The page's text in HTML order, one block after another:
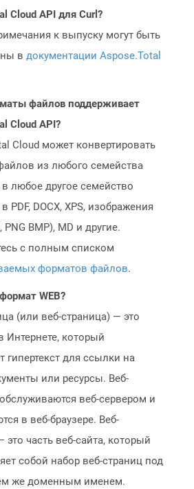
Cloud API для Curl?
к выпуску могут быть
в документации Aspose.Total
файлов поддерживает
Cloud API?
Cloud может конвертировать
из любого семейства
в любое другое семейство
PDF, DOCX, XPS, изображения
PNG BMP), MD и другие.
с полным списком
форматов файлов.
WEB?
(или веб-страница) — это
Интернете, который
гипертекст для ссылки на
или ресурсы. Веб-
веб-сервером и
в веб-браузере. Веб-
это часть веб-сайта, который
собой набор веб-страниц под
же доменным именем.